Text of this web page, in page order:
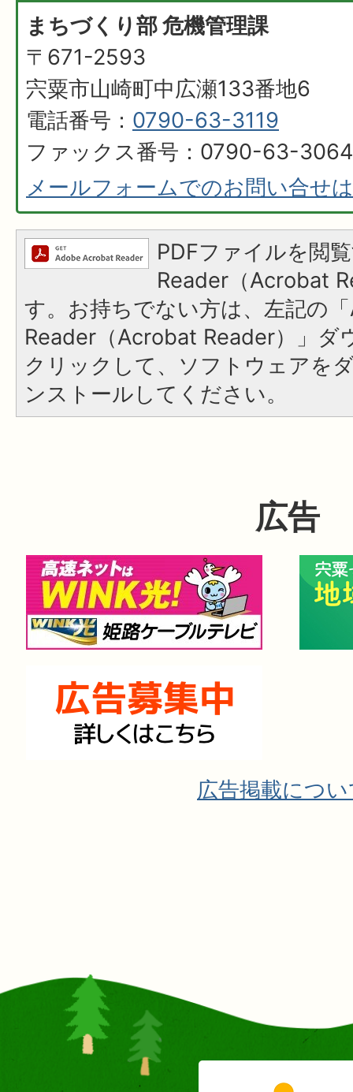
まちづくり部 危機管理課
〒671-2593
宍粟市山崎町中広瀬133番地6
電話番号： 0790-63-3119
ファックス番号：0790-63-3064
メールフォームでのお問い合せ
PDFファイルを閲
Reader（Acrobat
す。お持ちでない方は、左記の
Reader（Acrobat Reader）」ダ
クリックして、ソフトウェアを
ンストールしてください。
広告
広告掲載につ